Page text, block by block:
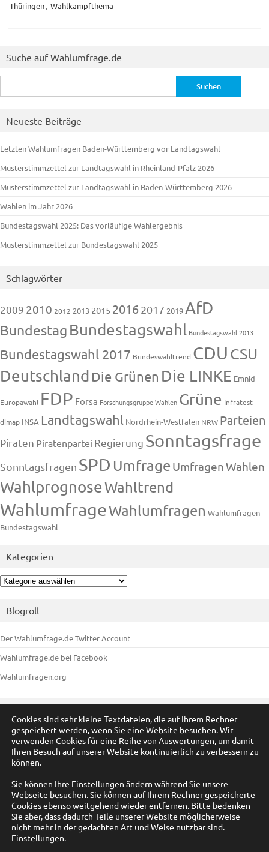
Thüringen, Wahlkampfthema
Suche auf Wahlumfrage.de
nach:
Neueste Beiträge
Letzten Wahlumfragen Baden-Württemberg vor Landtagswahl
Musterstimmzettel zur Landtagswahl in Rheinland-Pfalz 2026
Musterstimmzettel zur Landtagswahl in Baden-Württemberg 2026
Wahlen im Jahr 2026
Bundestagswahl 2025: Das vorläufige Wahlergebnis
Musterstimmzettel zur Bundestagswahl 2025
Schlagwörter
2009 2010 2012 2013 2015 20162017 2019AfD
Bundestag Bundestagswahl Bundestagswahl 2013
Bundestagswahl 2017 Bundeswahltrend CDUCSU
Deutschland Die Grünen Die LINKE Emnid
Europawahl FDP Forsa Forschungsgruppe Wahlen Grüne Infratest
dimap INSA Landtagswahl Nordrhein-Westfalen NRW Parteien
Piraten Piratenpartei Regierung Sonntagsfrage
Sonntagsfragen SPD Umfrage UmfragenWahlen
WahlprognoseWahltrend
WahlumfrageWahlumfragen Wahlumfragen
Bundestagswahl
Kategorien
Kategorien
Blogroll
Der Wahlumfrage.de Twitter Account
Wahlumfrage.de bei Facebook
Wahlumfragen.org
Anmelden
Eintrags-Feed
WordPress.org
Cookies sind sehr kleine Textdateien, die auf Ihrem Rechner
gespeichert werden, wenn Sie eine Website besuchen. Wir
verwenden Cookies für eine Reihe von Auswertungen, um damit
Ihren Besuch auf unserer Website kontinuierlich zu verbessern zu
können.
Sie können Ihre Einstellungen ändern während Sie unsere
Webseite besuchen. Sie können auf Ihrem Rechner gespeicherte
Cookies ebenso weitgehend wieder entfernen. Bitte bedenken
Sie aber, dass dadurch Teile unserer Website möglicherweise
nicht mehr in der gedachten Art und Weise nutzbar sind.
Einstellungen.